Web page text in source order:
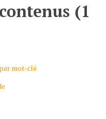
(1
mot-clé